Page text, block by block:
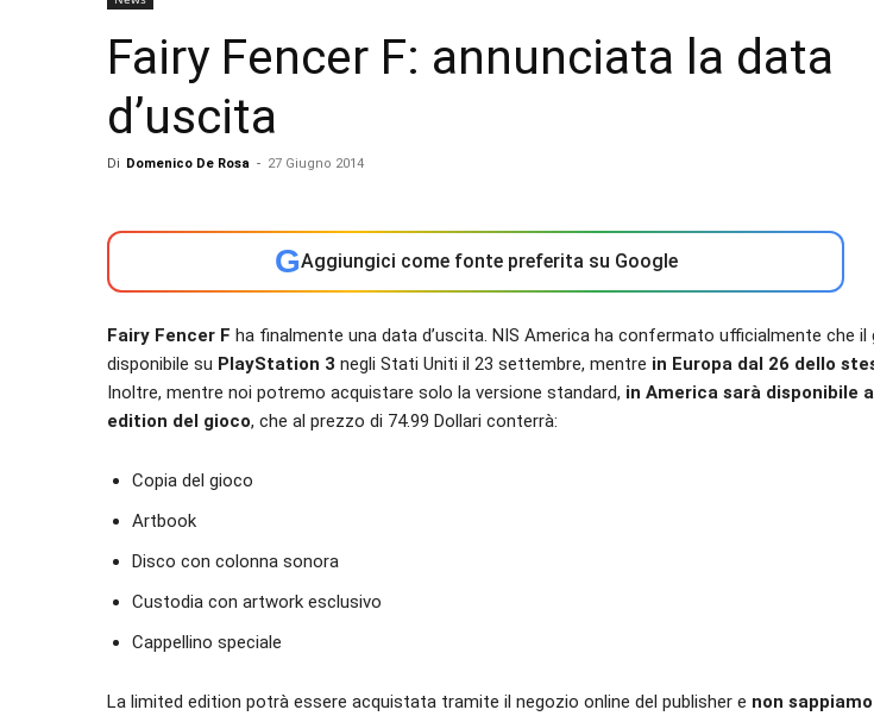
Fairy Fencer F: annunciata la data
d’uscita
Di Domenico De Rosa - 27 Giugno 2014
GAggiungici come fonte preferita su Google
Fairy Fencer F ha finalmente una data d’uscita. NIS America ha confermato ufficialmente che il
disponibile su PlayStation 3 negli Stati Uniti il 23 settembre, mentre in Europa dal 26 dello
Inoltre, mentre noi potremo acquistare solo la versione standard, in America sarà disponibile
edition del gioco, che al prezzo di 74.99 Dollari conterrà:
Copia del gioco
Artbook
Disco con colonna sonora
Custodia con artwork esclusivo
Cappellino speciale
La limited edition potrà essere acquistata tramite il negozio online del publisher e non